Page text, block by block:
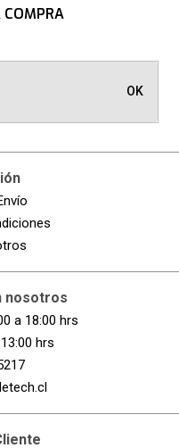
COMPRA
OK
nosotros
a 18:00 hrs
hrs